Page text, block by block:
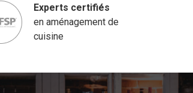
Experts certifiés
en aménagement de
cuisine